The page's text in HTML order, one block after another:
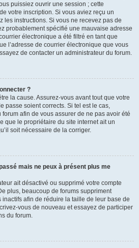
puissiez ouvrir une session ; cette
votre inscription. Si vous aviez reçu un
les instructions. Si vous ne recevez pas de
probablement spécifié une mauvaise adresse
électronique a été filtré en tant que
l’adresse de courrier électronique que vous
de contacter un administrateur du forum.
?
la cause. Assurez-vous avant tout que votre
passe soient corrects. Si tel est le cas,
afin de vous assurer de ne pas avoir été
que le propriétaire du site internet ait un
soit nécessaire de la corriger.
mais ne peux à présent plus me
ait désactivé ou supprimé votre compte
plus, beaucoup de forums suppriment
afin de réduire la taille de leur base de
vous de nouveau et essayez de participer
du forum.